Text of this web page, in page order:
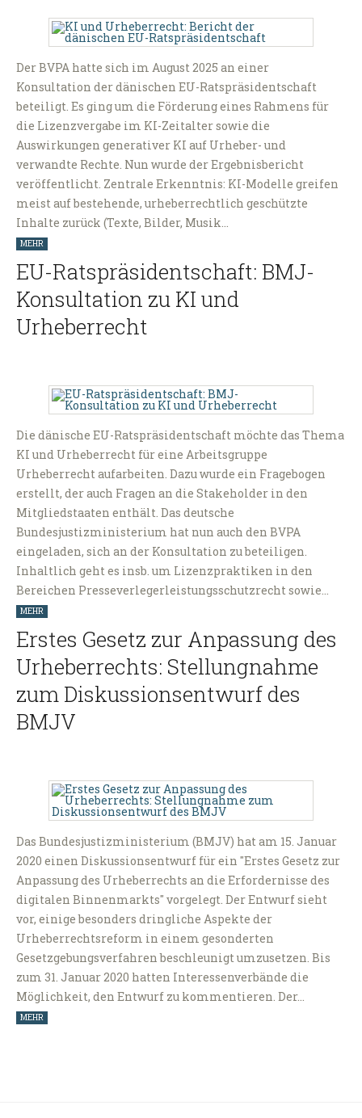
Der BVPA hatte sich im August 2025 an einer
Konsultation der dänischen EU-Ratspräsidentschaft
beteiligt. Es ging um die Förderung eines Rahmens für
die Lizenzvergabe im KI-Zeitalter sowie die
Auswirkungen generativer KI auf Urheber- und
verwandte Rechte. Nun wurde der Ergebnisbericht
veröffentlicht. Zentrale Erkenntnis: KI-Modelle greifen
meist auf bestehende, urheberrechtlich geschützte
Inhalte zurück (Texte, Bilder, Musik…
MEHR
EU-Ratspräsidentschaft: BMJ-
Konsultation zu KI und
Urheberrecht
Die dänische EU-Ratspräsidentschaft möchte das Thema
KI und Urheberrecht für eine Arbeitsgruppe
Urheberrecht aufarbeiten. Dazu wurde ein Fragebogen
erstellt, der auch Fragen an die Stakeholder in den
Mitgliedstaaten enthält. Das deutsche
Bundesjustizministerium hat nun auch den BVPA
eingeladen, sich an der Konsultation zu beteiligen.
Inhaltlich geht es insb. um Lizenzpraktiken in den
Bereichen Presseverlegerleistungsschutzrecht sowie…
MEHR
Erstes Gesetz zur Anpassung des
Urheberrechts: Stellungnahme
zum Diskussionsentwurf des
BMJV
Das Bundesjustizministerium (BMJV) hat am 15. Januar
2020 einen Diskussionsentwurf für ein "Erstes Gesetz zur
Anpassung des Urheberrechts an die Erfordernisse des
digitalen Binnenmarkts" vorgelegt. Der Entwurf sieht
vor, einige besonders dringliche Aspekte der
Urheberrechtsreform in einem gesonderten
Gesetzgebungsverfahren beschleunigt umzusetzen. Bis
zum 31. Januar 2020 hatten Interessenverbände die
Möglichkeit, den Entwurf zu kommentieren. Der…
MEHR